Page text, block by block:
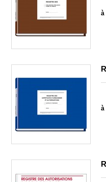
à
à